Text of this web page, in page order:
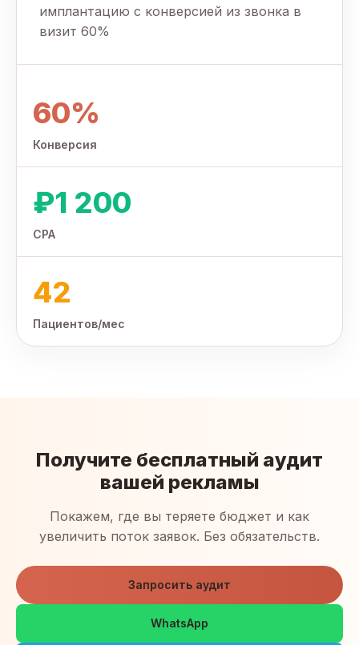
имплантацию с конверсией из звонка в
визит 60%
60%
Конверсия
₽1 200
CPA
42
Пациентов/мес
Получите бесплатный аудит
вашей рекламы
Покажем, где вы теряете бюджет и как
увеличить поток заявок. Без обязательств.
Запросить аудит
WhatsApp